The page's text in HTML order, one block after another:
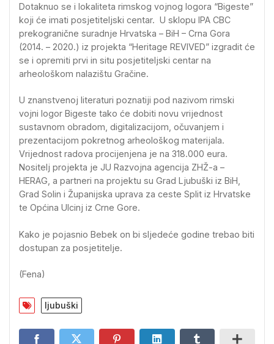
Dotaknuo se i lokaliteta rimskog vojnog logora “Bigeste”
koji će imati posjetiteljski centar. U sklopu IPA CBC
prekogranične suradnje Hrvatska – BiH – Crna Gora
(2014. – 2020.) iz projekta “Heritage REVIVED” izgradit će
se i opremiti prvi in situ posjetiteljski centar na
arheološkom nalazištu Gračine.
U znanstvenoj literaturi poznatiji pod nazivom rimski
vojni logor Bigeste tako će dobiti novu vrijednost
sustavnom obradom, digitalizacijom, očuvanjem i
prezentacijom pokretnog arheološkog materijala.
Vrijednost radova procijenjena je na 318.000 eura.
Nositelj projekta je JU Razvojna agencija ZHŽ-a –
HERAG, a partneri na projektu su Grad Ljubuški iz BiH,
Grad Solin i Županijska uprava za ceste Split iz Hrvatske
te Općina Ulcinj iz Crne Gore.
Kako je pojasnio Bebek on bi sljedeće godine trebao biti
dostupan za posjetitelje.
(Fena)
ljubuški